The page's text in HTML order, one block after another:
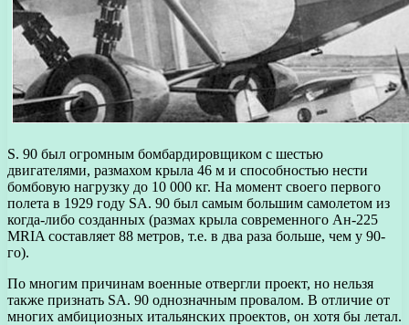
S. 90 был огромным бомбардировщиком с шестью
двигателями, размахом крыла 46 м и способностью нести
бомбовую нагрузку до 10 000 кг. На момент своего первого
полета в 1929 году SA. 90 был самым большим самолетом из
когда-либо созданных (размах крыла современного Ан-225
MRIA составляет 88 метров, т.е. в два раза больше, чем у 90-
го).
По многим причинам военные отвергли проект, но нельзя
также признать SA. 90 однозначным провалом. В отличие от
многих амбициозных итальянских проектов, он хотя бы летал.